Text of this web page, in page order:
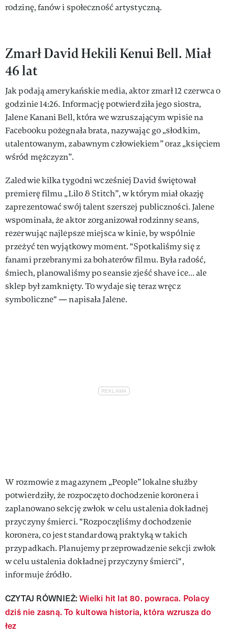
rodzinę, fanów i społeczność artystyczną.
Zmarł David Hekili Kenui Bell. Miał
46 lat
Jak podają amerykańskie media, aktor zmarł 12 czerwca o
godzinie 14:26. Informację potwierdziła jego siostra,
Jalene Kanani Bell, która we wzruszającym wpisie na
Facebooku pożegnała brata, nazywając go „słodkim,
utalentowanym, zabawnym człowiekiem” oraz „księciem
wśród mężczyzn”.
Zaledwie kilka tygodni wcześniej David świętował
premierę filmu „Lilo & Stitch”, w którym miał okazję
zaprezentować swój talent szerszej publiczności. Jalene
wspominała, że aktor zorganizował rodzinny seans,
rezerwując najlepsze miejsca w kinie, by wspólnie
przeżyć ten wyjątkowy moment. "Spotkaliśmy się z
fanami przebranymi za bohaterów filmu. Była radość,
śmiech, planowaliśmy po seansie zjeść shave ice… ale
sklep był zamknięty. To wydaje się teraz wręcz
symboliczne" — napisała Jalene.
W rozmowie z magazynem „People” lokalne służby
potwierdziły, że rozpoczęto dochodzenie koronera i
zaplanowano sekcję zwłok w celu ustalenia dokładnej
przyczyny śmierci. "Rozpoczęliśmy dochodzenie
koronera, co jest standardową praktyką w takich
przypadkach. Planujemy przeprowadzenie sekcji zwłok
w celu ustalenia dokładnej przyczyny śmierci",
informuje źródło.
CZYTAJ RÓWNIEŻ:Wielki hit lat 80. powraca. Polacy
dziś nie zasną. To kultowa historia, która wzrusza do
łez